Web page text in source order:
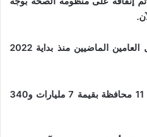
تابع حسام عبد الغفار، أنه خلال العامين الماضيين منذ بداية 2022
تم الانتهاء من 24 مشروعا فى 11 محافظة بقيمة 7 مليارات و340